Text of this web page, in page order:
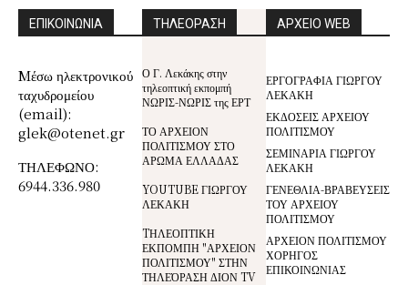
ΕΠΙΚΟΙΝΩΝΙΑ
Mέσω ηλεκτρονικού
ταχυδρομείου
(email):
glek@otenet.gr
ΤΗΛΕΦΩΝΟ:
6944.336.980
ΤΗΛΕΟΡΑΣΗ
Ο Γ. Λεκάκης στην
τηλεοπτική εκπομπή
ΝΩΡΙΣ-ΝΩΡΙΣ της ΕΡΤ
ΤΟ ΑΡΧΕΙΟΝ
ΠΟΛΙΤΙΣΜΟΥ ΣΤΟ
ΑΡΩΜΑ ΕΛΛΑΔΑΣ
YOUTUBE ΓΙΩΡΓΟΥ
ΛΕΚΑΚΗ
TΗΛΕΟΠΤΙΚΗ
ΕΚΠΟΜΠΗ "ΑΡΧΕΙΟΝ
ΠΟΛΙΤΙΣΜΟΥ" ΣΤΗΝ
ΤΗΛΕΌΡΑΣΗ ΔΙΟΝ TV
ΑΡΧΕΙΟ WEB
ΕΡΓΟΓΡΑΦΙΑ ΓΙΩΡΓΟΥ
ΛΕΚΑΚΗ
ΕΚΔΟΣΕΙΣ ΑΡΧΕΙΟΥ
ΠΟΛΙΤΙΣΜΟΥ
ΣΕΜΙΝΑΡΙΑ ΓΙΩΡΓΟΥ
ΛΕΚΑΚΗ
ΓΕΝΕΘΛΙΑ-ΒΡΑΒΕΥΣΕΙΣ
ΤΟΥ ΑΡΧΕΙΟΥ
ΠΟΛΙΤΙΣΜΟΥ
ΑΡΧΕΙΟΝ ΠΟΛΙΤΙΣΜΟΥ
ΧΟΡΗΓΟΣ
ΕΠΙΚΟΙΝΩΝΙΑΣ